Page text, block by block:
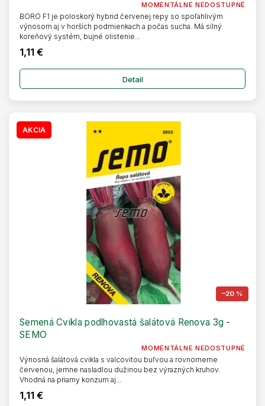
MOMENTÁLNE NEDOSTUPNÉ
1,11 €
Detail
BORO F1 je poloskorý hybrid červenej repy so spoľahlivým
výnosom aj v horších podmienkach a počas sucha. Má silný
koreňový systém, bujné olistenie...
AKCIA
–20 %
Semená Cvikla podlhovastá šalátová Renova 3g -
SEMO
MOMENTÁLNE NEDOSTUPNÉ
1,11 €
Výnosná šalátová cvikla s valcovitou buľvou a rovnomerne
červenou, jemne nasladlou dužinou bez výrazných kruhov.
Vhodná na priamy konzum aj...